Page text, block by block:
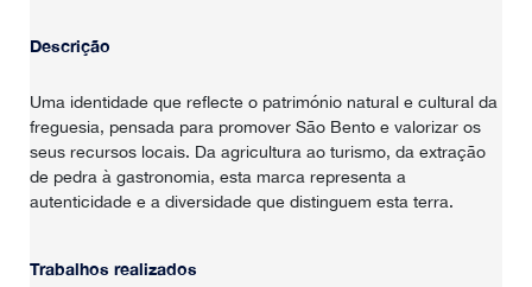
Descrição
Uma identidade que reflecte o património natural e cultural da
freguesia, pensada para promover São Bento e valorizar os
seus recursos locais. Da agricultura ao turismo, da extração
de pedra à gastronomia, esta marca representa a
autenticidade e a diversidade que distinguem esta terra.
Trabalhos realizados